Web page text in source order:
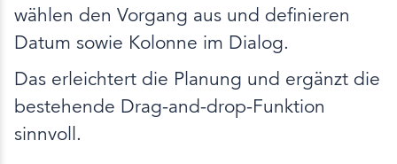
wählen den Vorgang aus und definieren
Datum sowie Kolonne im Dialog.
Das erleichtert die Planung und ergänzt die
bestehende Drag-and-drop-Funktion
sinnvoll.